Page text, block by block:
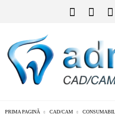
PRIMA PAGINĂ CAD/CAM